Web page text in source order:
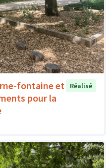
fontaine et
pour la
Réalisé